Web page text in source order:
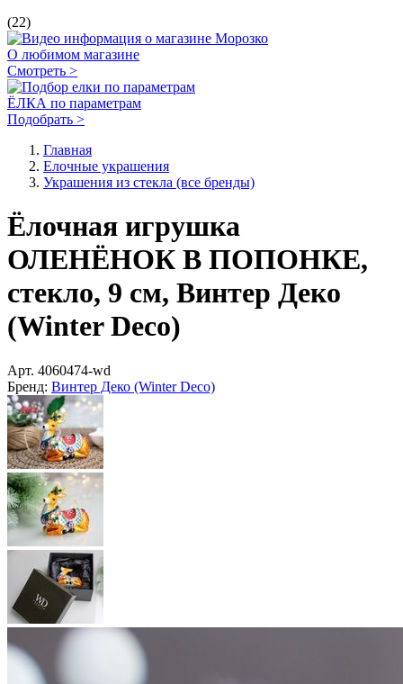
(22)
О любимом магазине
Смотреть >
ЁЛКА по параметрам
Подобрать >
Главная
Елочные украшения
Украшения из стекла (все бренды)
Ёлочная игрушка
ОЛЕНЁНОК В ПОПОНКЕ,
стекло, 9 см, Винтер Деко
(Winter Deco)
Арт. 4060474-wd
Бренд: Винтер Деко (Winter Deco)